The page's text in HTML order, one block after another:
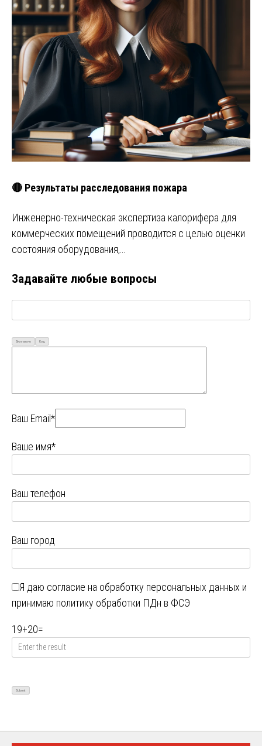
🔴 Результаты расследования пожара
Инженерно-техническая экспертиза калорифера для
коммерческих помещений проводится с целью оценки
состояния оборудования,…
Задавайте любые вопросы
Визуально Код
Ваш Email*
Ваше имя*
Ваш телефон
Ваш город
Я даю согласие на обработку персональных данных и
принимаю политику обработки ПДн в ФСЭ
19+20=